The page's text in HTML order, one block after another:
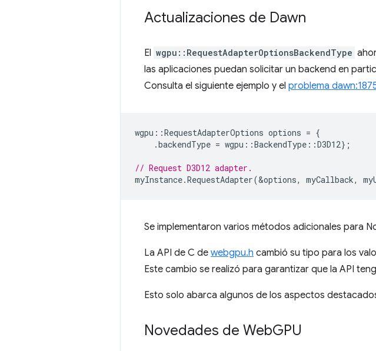
Actualizaciones de Dawn
El wgpu::RequestAdapterOptionsBackendType
las aplicaciones puedan solicitar un backend en
Consulta el siguiente ejemplo y el problema
wgpu ::RequestAdapterOptions options = {
.backendType = wgpu ::BackendType ::D3D12};
// Request D3D12 adapter.
myInstance.RequestAdapter(&options, myCallback,
Se implementaron varios métodos adicionales para
La API de C de webgpu.h cambió su tipo para los
Este cambio se realizó para garantizar que la API
Esto solo abarca algunos de los aspectos
Novedades de WebGPU